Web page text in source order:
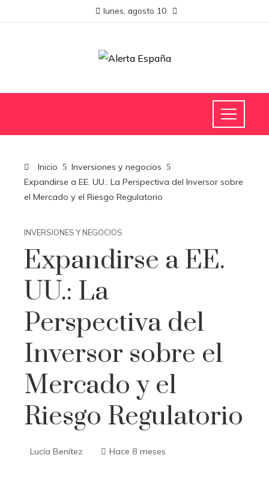
lunes, agosto 10
Inicio
Inversiones y negocios
Expandirse a EE. UU.: La Perspectiva del Inversor sobre
el Mercado y el Riesgo Regulatorio
INVERSIONES Y NEGOCIOS
Expandirse a EE.
UU.: La
Perspectiva del
Inversor sobre el
Mercado y el
Riesgo Regulatorio
Lucía Benítez Hace 8 meses